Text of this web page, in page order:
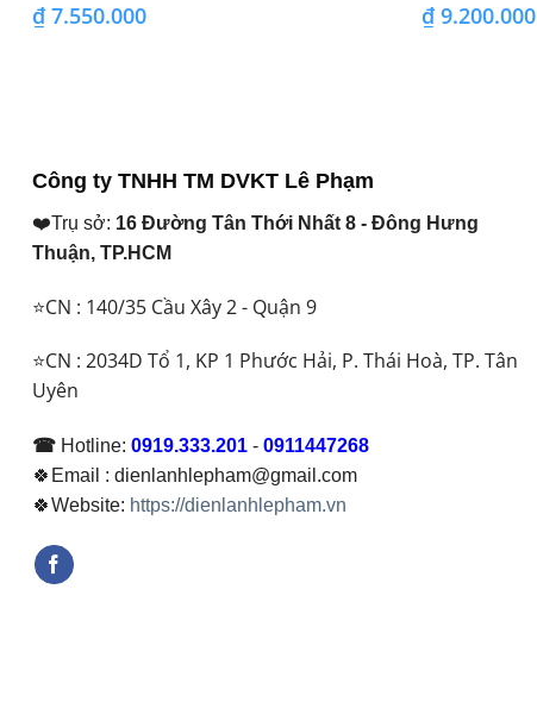
₫7.550.000 ₫ 9.200.000
Công ty TNHH TM DVKT Lê Phạm
❤️Trụ sở: 16 Đường Tân Thới Nhất 8 - Đông Hưng
Thuận, TP.HCM
⭐CN : 140/35 Cầu Xây 2 - Quận 9
⭐CN : 2034D Tổ 1, KP 1 Phước Hải, P. Thái Hoà, TP. Tân
Uyên
☎ Hotline: 0919.333.201 - 0911447268
🍀Email : dienlanhlepham@gmail.com
🍀Website: https://dienlanhlepham.vn